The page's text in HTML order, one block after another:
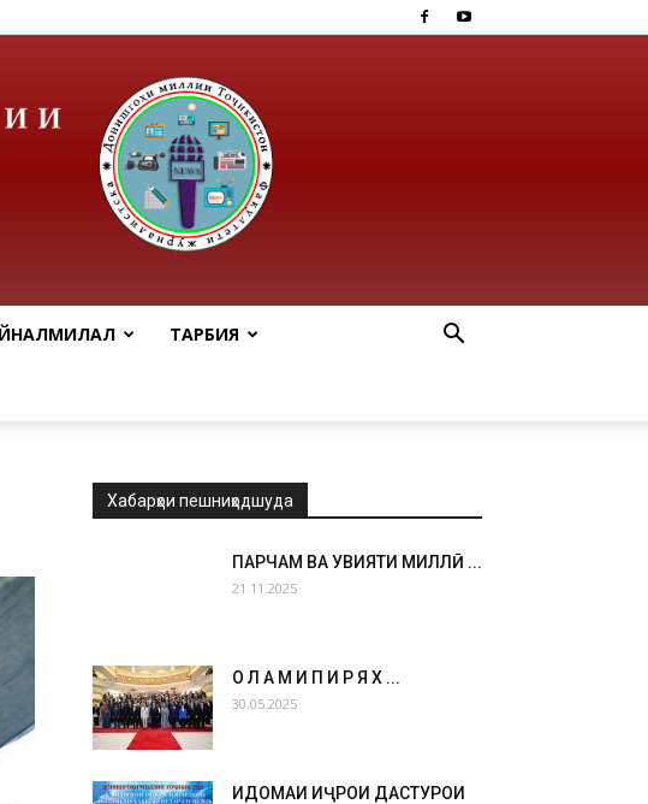
ТАРБИЯ
Хабарҳои пешниҳодшуда
ПАРЧАМ ВА ҲУВИЯТИ МИЛЛӢ ...
21.11.2025
О Л А М И П И Р Я Х Ҳ...
30.05.2025
ИДОМАИ ИҶРОИ ДАСТУРҲОИ